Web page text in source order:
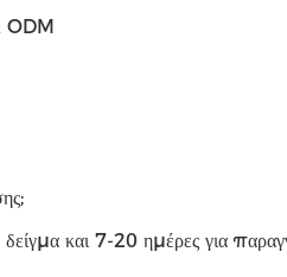
ODM
και 7-20 ημέρες για